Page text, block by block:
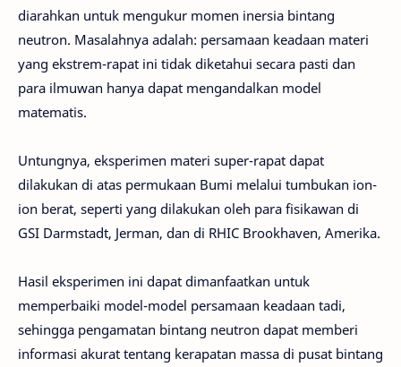
diarahkan untuk mengukur momen inersia bintang
neutron. Masalahnya adalah: persamaan keadaan materi
yang ekstrem-rapat ini tidak diketahui secara pasti dan
para ilmuwan hanya dapat mengandalkan model
matematis.
Untungnya, eksperimen materi super-rapat dapat
dilakukan di atas permukaan Bumi melalui tumbukan ion-
ion berat, seperti yang dilakukan oleh para fisikawan di
GSI Darmstadt, Jerman, dan di RHIC Brookhaven, Amerika.
Hasil eksperimen ini dapat dimanfaatkan untuk
memperbaiki model-model persamaan keadaan tadi,
sehingga pengamatan bintang neutron dapat memberi
informasi akurat tentang kerapatan massa di pusat bintang